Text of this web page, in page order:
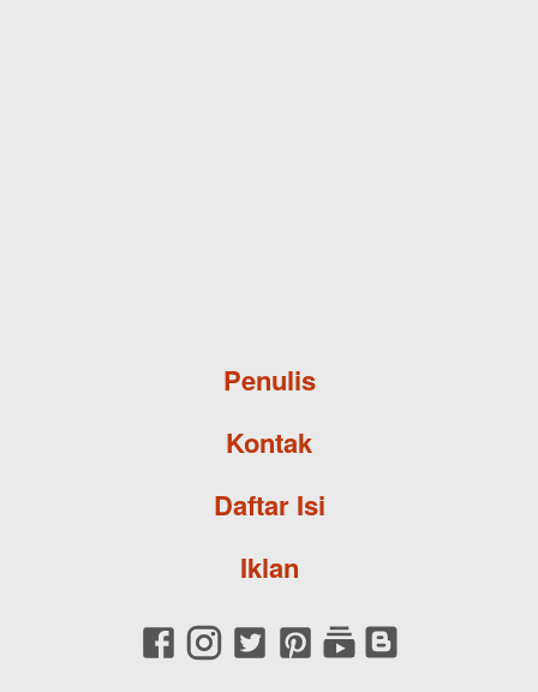
Penulis
Kontak
Daftar Isi
Iklan